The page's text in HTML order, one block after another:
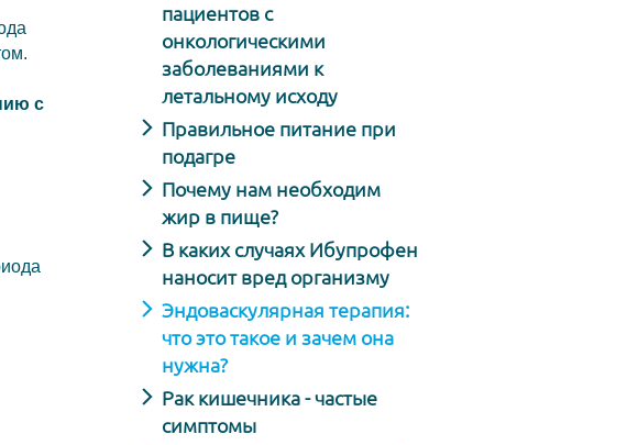
с
пациентов с
онкологическими
заболеваниями к
летальному исходу
Правильное питание при
подагре
Почему нам необходим
жир в пище?
В каких случаях Ибупрофен
наносит вред организму
Эндоваскулярная терапия:
что это такое и зачем она
нужна?
Рак кишечника - частые
симптомы